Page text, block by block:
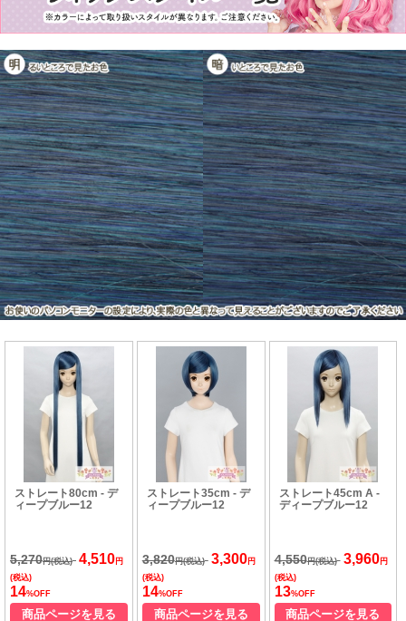
ストレート80cm - デ
ィープブルー12
5,270円(税込) 4,510 円
(税込)
14%OFF
商品ページを見る
ストレート35cm - デ
ィープブルー12
3,820円(税込) 3,300円
(税込)
14%OFF
商品ページを見る
ストレート45cm A -
ディープブルー12
4,550円(税込) 3,960円
(税込)
13%OFF
商品ページを見る